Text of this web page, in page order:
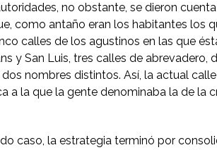
no obstante, se dieron
como antaño eran los habitantes los
calles de los agustinos en las que
y San Luis, tres calles de abrevadero,
nombres distintos. Así, la actual
a la que la gente denominaba la de la
caso, la estrategia terminó por